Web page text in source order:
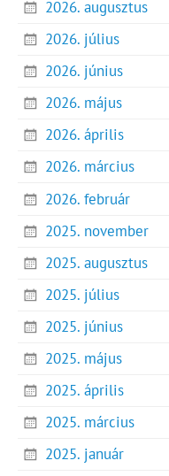
2026. augusztus
2026. július
2026. június
2026. május
2026. április
2026. március
2026. február
2025. november
2025. augusztus
2025. július
2025. június
2025. május
2025. április
2025. március
2025. január